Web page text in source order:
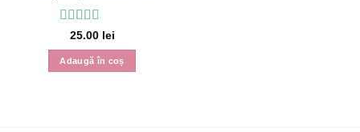
Evaluat la5
din 5
25.00 lei
Adaugă în coș